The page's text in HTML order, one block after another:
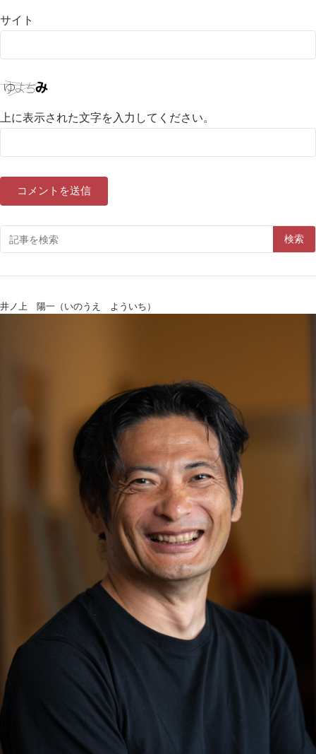
サイト
上に表示された文字を入力してください。
検索
井ノ上 陽一（いのうえ よういち）